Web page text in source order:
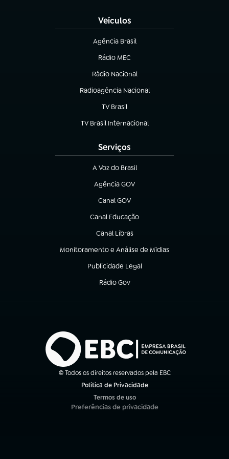
Veículos
Agência Brasil
(abre em nova aba)
Rádio MEC
(abre em nova aba)
Rádio Nacional
Radioagência Nacional
(abre em nova aba)
TV Brasil
(abre em nova aba)
TV Brasil Internacional
(abre em nova aba)
Serviços
A Voz do Brasil
(abre em nova aba)
Agência GOV
(abre em nova aba)
Canal GOV
(abre em nova aba)
Canal Educação
(abre em nova aba)
Canal Libras
(abre em nova aba)
Monitoramento e Análise de Mídias
(abre em nova aba)
Publicidade Legal
(abre em nova aba)
Rádio Gov
(abre em nova aba)
© Todos os direitos reservados pela EBC
Política de Privacidade
Termos de uso
(abre em nova aba)
Preferências de privacidade